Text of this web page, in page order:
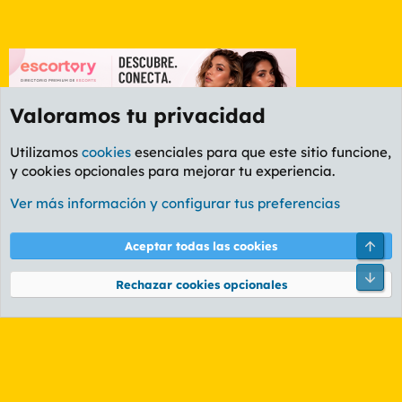
Foro General
Cookies
PL OLDSTYLE AMARILLO
Términos y reglas Política de privacidad Ayuda
Community platform by XenForo® © 2010-2026 XenForo Ltd.
Valoramos tu privacidad
Utilizamos cookies esenciales para que este sitio funcione,
y cookies opcionales para mejorar tu experiencia.
Ver más información y configurar tus preferencias
Aceptar todas las cookies
Rechazar cookies opcionales
Pie